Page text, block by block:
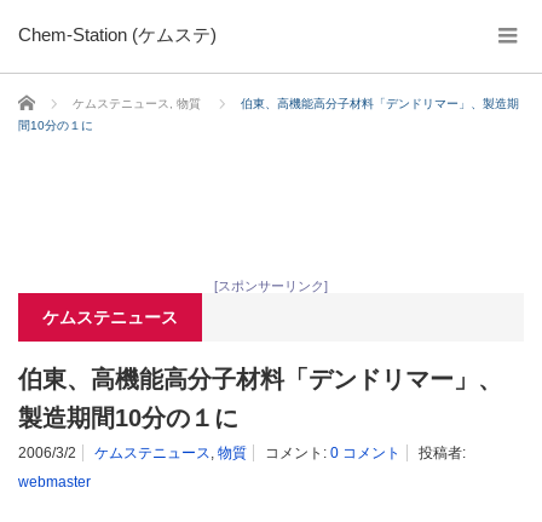
Chem-Station (ケムステ)
ホーム ケムステニュース 物質
伯東、高機能高分子材料「デンドリマー」、製造期
間10分の１に
[スポンサーリンク]
ケムステニュース
伯東、高機能高分子材料「デンドリマー」、
製造期間10分の１に
2006/3/2 ケムステニュース, 物質 コメント: 0 コメント
投稿者:
webmaster